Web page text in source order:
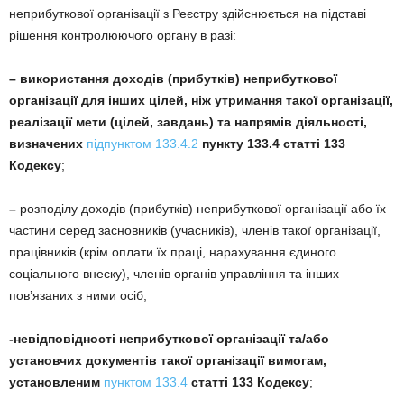
неприбуткової організації з Реєстру здійснюється на підставі
рішення контролюючого органу в разі:
– використання доходів (прибутків) неприбуткової
організації для інших цілей, ніж утримання такої організації,
реалізації мети (цілей, завдань) та напрямів діяльності,
визначених підпунктом 133.4.2 пункту 133.4 статті 133
Кодексу;
– розподілу доходів (прибутків) неприбуткової організації або їх
частини серед засновників (учасників), членів такої організації,
працівників (крім оплати їх праці, нарахування єдиного
соціального внеску), членів органів управління та інших
пов’язаних з ними осіб;
-невідповідності неприбуткової організації та/або
установчих документів такої організації вимогам,
установленим пунктом 133.4 статті 133 Кодексу;